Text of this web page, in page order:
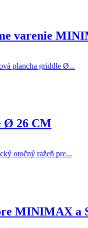
varenie
Ø 26 CM
MINIMAX a